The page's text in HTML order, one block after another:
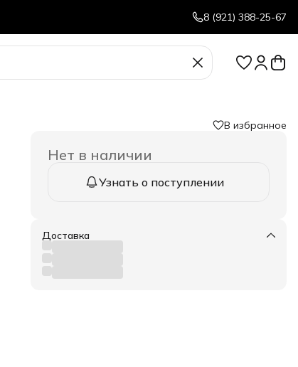
8 (921) 388-25-67
В избранное
Нет в наличии
Узнать о поступлении
Доставка